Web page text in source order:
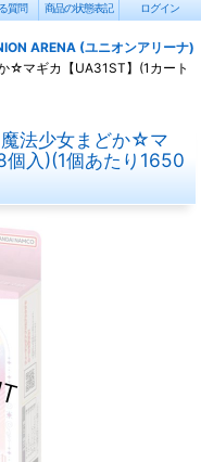
質問 商品の状態表記 ログイン
ARENA (ユニオンアリーナ)
☆マギカ【UA31ST】(1カート
法少女まどか☆マ
入)(1個あたり1650